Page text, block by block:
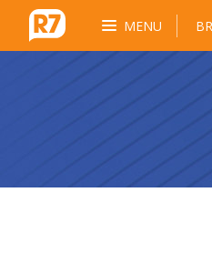
MENU